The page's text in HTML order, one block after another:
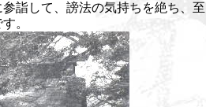
詣して、謗法の気持ちを絶ち、至
。